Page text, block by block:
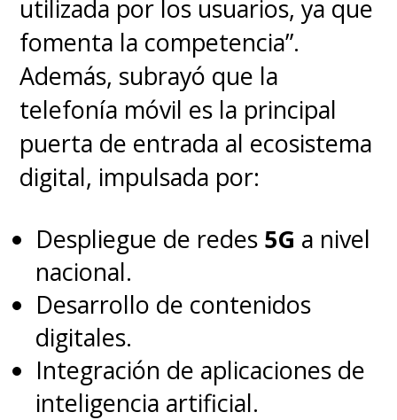
utilizada por los usuarios, ya que
fomenta la competencia”.
Además, subrayó que la
telefonía móvil es la principal
puerta de entrada al ecosistema
digital, impulsada por:
Despliegue de redes 5G a nivel
nacional.
Desarrollo de contenidos
digitales.
Integración de aplicaciones de
inteligencia artificial.